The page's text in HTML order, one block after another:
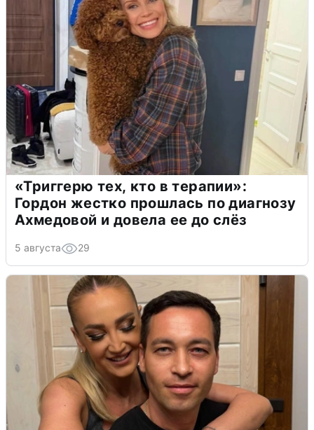
«Триггерю тех, кто в терапии»:
Гордон жестко прошлась по диагнозу
Ахмедовой и довела ее до слёз
5 августа 29